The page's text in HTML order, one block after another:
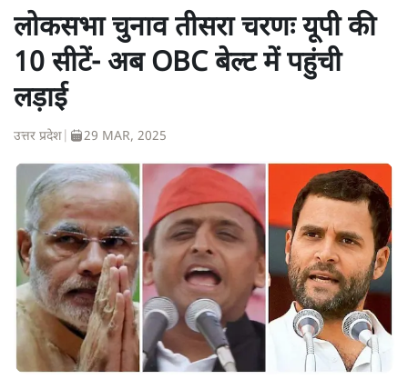
लोकसभा चुनाव तीसरा चरणः यूपी की
10 सीटें- अब OBC बेल्ट में पहुंची
लड़ाई
उत्तर प्रदेश 29 MAR, 2025